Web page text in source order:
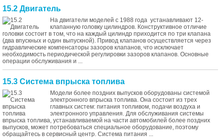
15.2 Двигатель
На двигатели моделей с 1988 года устанавливают 12-
клапанную головку цилиндров. Конструктивное отличие
головки состоит в том, что на каждый цилиндр приходится по три клапана
(два впускных и один выпускной). Привод клапанов осуществляется через
гидравлические компенсаторы зазоров клапанов, что исключает
необходимость периодической регулировки зазоров клапанов. Основные
операции обслуживания и ...
15.3 Система впрыска топлива
Модели более поздних выпусков оборудованы системой
электронного впрыска топлива. Она состоит из трех
главных систем: питания топливом, подачи воздуха и
электронного управления. Для обслуживания системы
впрыска топлива, устанавливаемой на части автомобилей более поздних
выпусков, может потребоваться специальное оборудование, поэтому
обращайтесь в сервисный центр. Система питания ...